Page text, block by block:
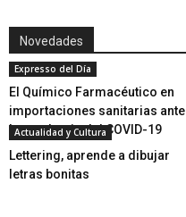
Novedades
Expresso del Día
El Químico Farmacéutico en
importaciones sanitarias ante
la pandemia del COVID-19
Actualidad y Cultura
Lettering, aprende a dibujar
letras bonitas